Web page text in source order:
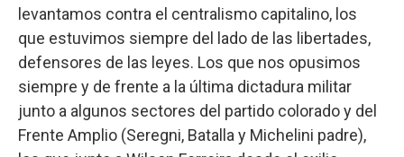
levantamos contra el centralismo capitalino, los
que estuvimos siempre del lado de las libertades,
defensores de las leyes. Los que nos opusimos
siempre y de frente a la última dictadura militar
junto a algunos sectores del partido colorado y del
Frente Amplio (Seregni, Batalla y Michelini padre),